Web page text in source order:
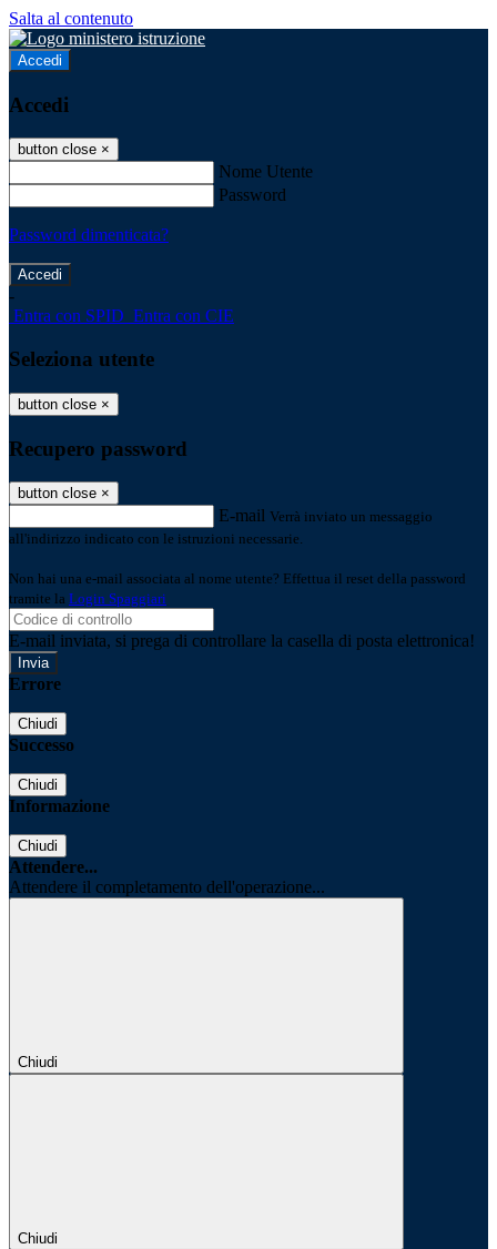
Salta al contenuto
Accedi
Accedi
button close ×
Nome Utente
Password
Password dimenticata?
-
Entra con SPID Entra con CIE
Seleziona utente
button close ×
Recupero password
button close ×
E-mail Verrà inviato un messaggio
all'indirizzo indicato con le istruzioni necessarie.
Non hai una e-mail associata al nome utente? Effettua il reset della password
tramite la Login Spaggiari
E-mail inviata, si prega di controllare la casella di posta elettronica!
Errore
Chiudi
Successo
Chiudi
Informazione
Chiudi
Attendere...
Attendere il completamento dell'operazione...
Chiudi
Chiudi